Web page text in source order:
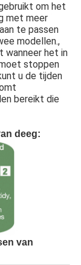
om het
met meer
te passen
modellen.,
wanneer het in
stoppen
u de tijden
bereikt die
deeg:
van